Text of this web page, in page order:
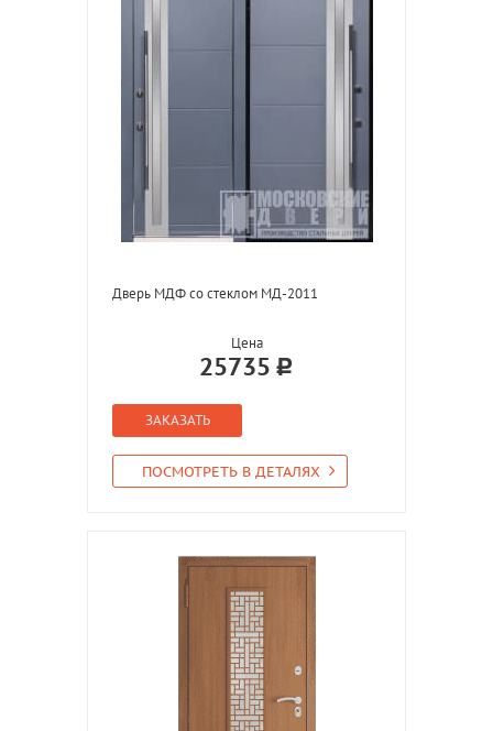
Дверь МДФ со стеклом МД-2011
Цена
25735
ЗАКАЗАТЬ
ПОСМОТРЕТЬ В ДЕТАЛЯХ